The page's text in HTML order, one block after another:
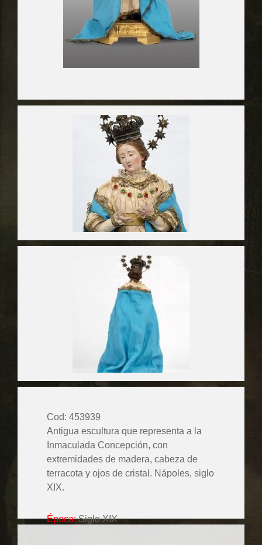
Cod: 453939
Antigua escultura que representa a la
Inmaculada Concepción, con
extremidades de madera, cabeza de
terracota y ojos de cristal. Nápoles, siglo
XIX.
Época:Siglo XIX